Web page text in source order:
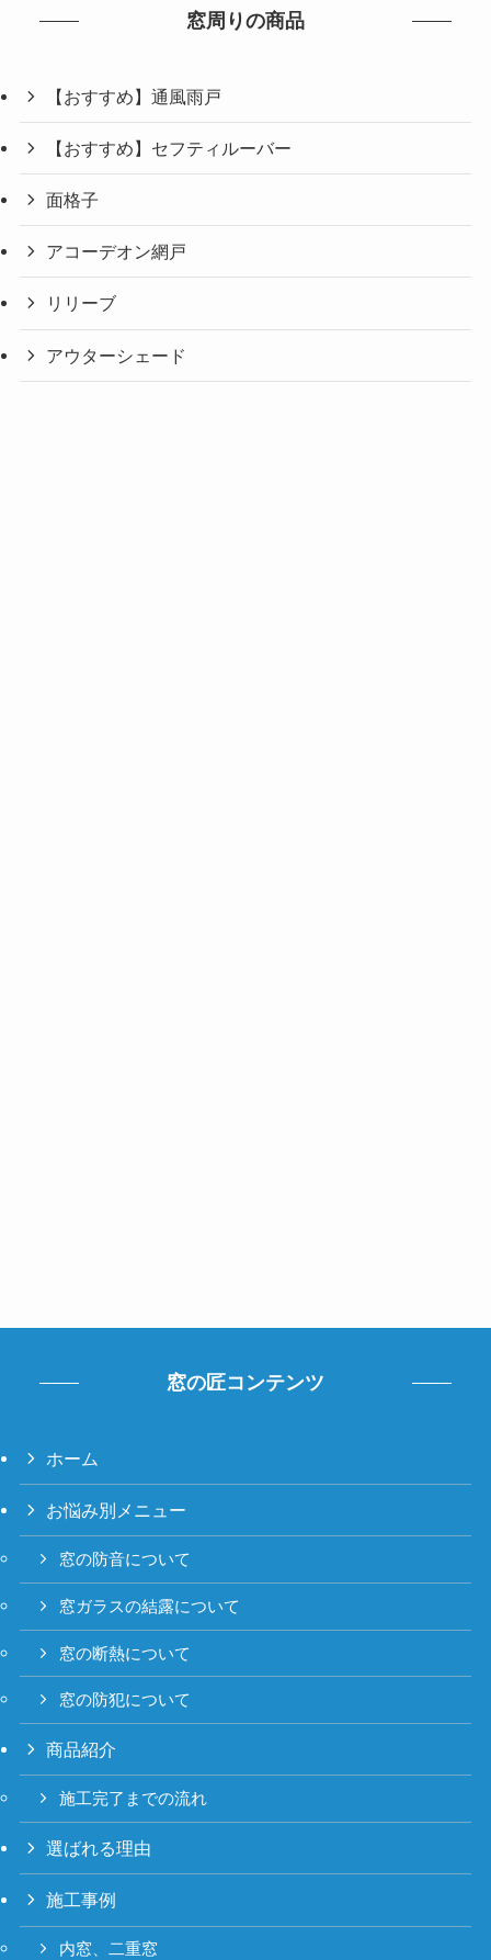
窓周りの商品
【おすすめ】通風雨戸
【おすすめ】セフティルーバー
面格子
アコーデオン網戸
リリーブ
アウターシェード
窓の匠コンテンツ
ホーム
お悩み別メニュー
窓の防音について
窓ガラスの結露について
窓の断熱について
窓の防犯について
商品紹介
施工完了までの流れ
選ばれる理由
施工事例
内窓、二重窓